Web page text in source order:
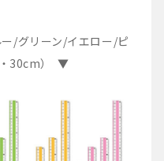
/グリーン/イエロー/ピ
30cm） ▼